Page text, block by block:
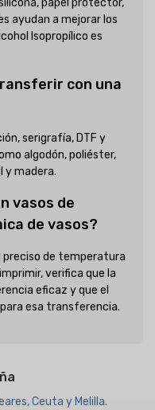
papel protector,
ayudan a mejorar los
Isopropílico es
con una
serigrafía, DTF y
algodón, poliéster,
y madera.
vasos de
de vasos?
preciso de temperatura
verifica que la
eficaz y que el
esa transferencia.
Ceuta y Melilla.